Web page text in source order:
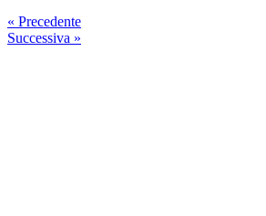
« Precedente
Successiva »